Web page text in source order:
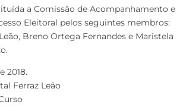
a Comissão de Acompanhamento e
Eleitoral pelos seguintes membros:
Breno Ortega Fernandes e Maristela
2018.
Ferraz Leão